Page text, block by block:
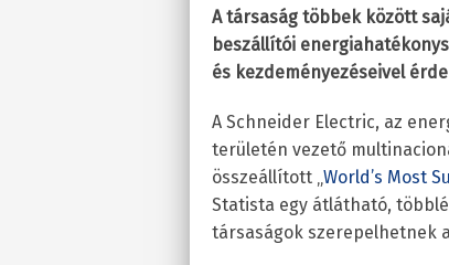
A társaság többek között
beszállítói
és kezdeményezéseivel
A Schneider Electric, az
területén vezető
összeállított „World’s Most
Statista egy átlátható,
társaságok szerepelhetnek